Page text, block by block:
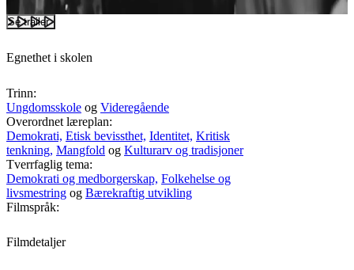
Se trailer
Egnethet i skolen
Trinn:
Ungdomsskole og Videregående
Overordnet læreplan:
Demokrati, Etisk bevissthet, Identitet, Kritisk
tenkning, Mangfold og Kulturarv og tradisjoner
Tverrfaglig tema:
Demokrati og medborgerskap, Folkehelse og
livsmestring og Bærekraftig utvikling
Filmspråk:
Filmdetaljer